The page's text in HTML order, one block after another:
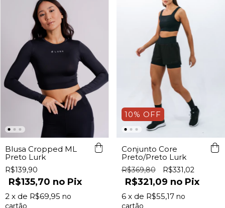
Blusa Cropped ML
Preto Lurk
R$139,90
R$135,70 Pix
2 x de R$69,95
10% OFF
Conjunto Core
Preto/Preto Lurk
R$369,80 R$331,02
R$321,09 Pix
6 x de R$55,17